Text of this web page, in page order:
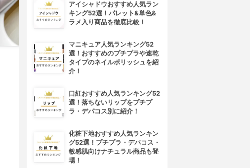
アイシャドウおすすめ人気ラン
キング52選！パレット&単色&
ラメ入り商品を徹底比較！
マニキュア人気ランキング52
選！おすすめのプチプラや速乾
タイプのネイルポリッシュを紹
介！
口紅おすすめ人気ランキング52
選！落ちないリップをプチプ
ラ・デパコス別に紹介！
化粧下地おすすめ人気ランキン
グ52選！プチプラ・デパコス・
敏感肌向けナチュラル商品も登
場！